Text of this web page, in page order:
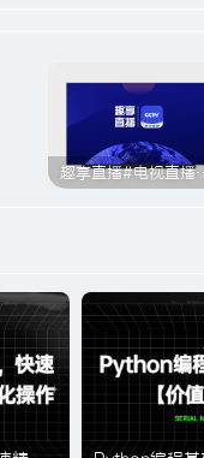
趣享直播#电视直播软件